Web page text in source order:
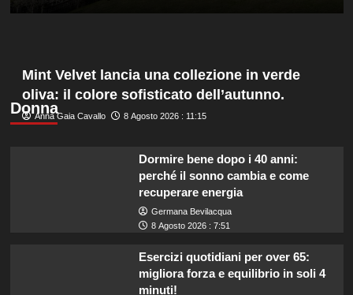
Donna
Mint Velvet lancia una collezione in verde
oliva: il colore sofisticato dell’autunno.
Anna Gaia Cavallo 8 Agosto 2026 : 11:15
Dormire bene dopo i 40 anni:
perché il sonno cambia e come
recuperare energia
Germana Bevilacqua
8 Agosto 2026 : 7:51
Esercizi quotidiani per over 65:
migliora forza e equilibrio in soli 4
minuti!